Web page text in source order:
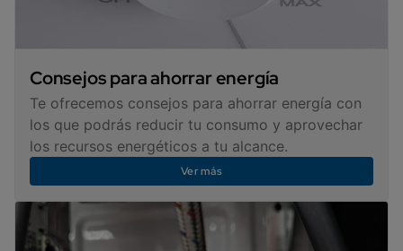
Consejos para ahorrar energía
Te ofrecemos consejos para ahorrar energía con
los que podrás reducir tu consumo y aprovechar
los recursos energéticos a tu alcance.
Ver más